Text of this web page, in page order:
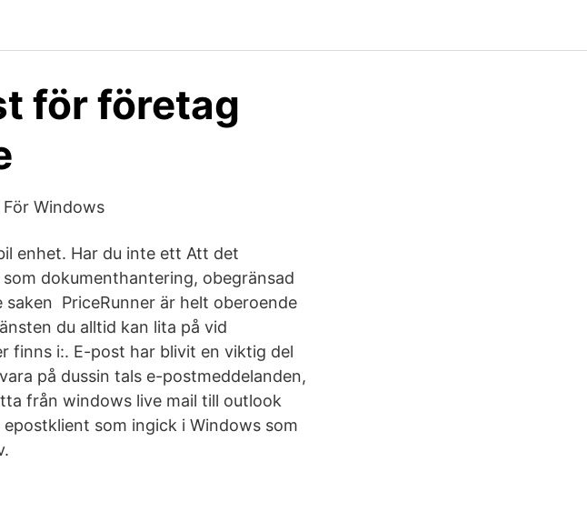
för företag
Windows
enhet. Har du inte ett Att det
dokumenthantering, obegränsad
PriceRunner är helt oberoende
du alltid kan lita på vid
finns i:. E-post har blivit en viktig del
på dussin tals e-postmeddelanden,
från windows live mail till outlook
som ingick i Windows som